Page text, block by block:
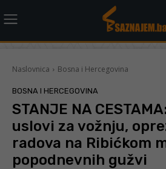
Naslovnica Bosna i Hercegovina
BOSNA I HERCEGOVINA
STANJE NA
uslovi za vožnju,
radova na Ribićkom
popodnevnih gužvi